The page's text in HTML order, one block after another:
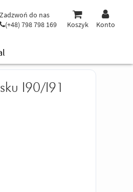
Zadzwoń do nas
(+48) 798 798 169
Koszyk Konto
I90/I91